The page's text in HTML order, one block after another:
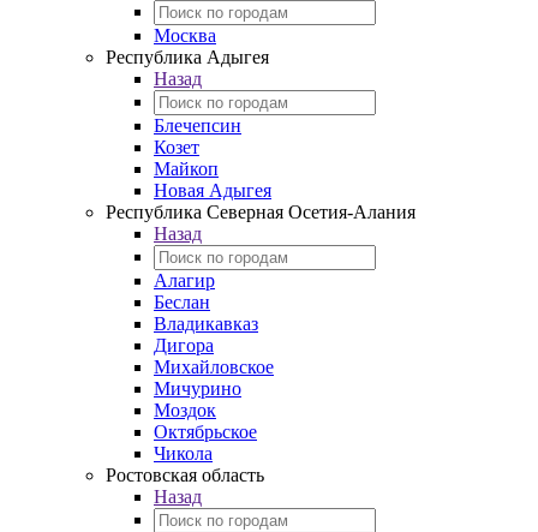
Москва
Республика Адыгея
Назад
Блечепсин
Козет
Майкоп
Новая Адыгея
Республика Северная Осетия-Алания
Назад
Алагир
Беслан
Владикавказ
Дигора
Михайловское
Мичурино
Моздок
Октябрьское
Чикола
Ростовская область
Назад